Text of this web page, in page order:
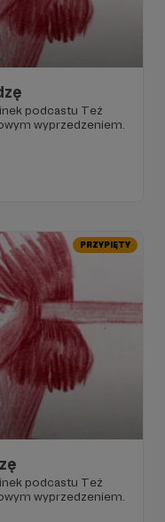
podcastu Też
wyprzedzeniem.
PRZYPIĘTY
podcastu Też
wyprzedzeniem.